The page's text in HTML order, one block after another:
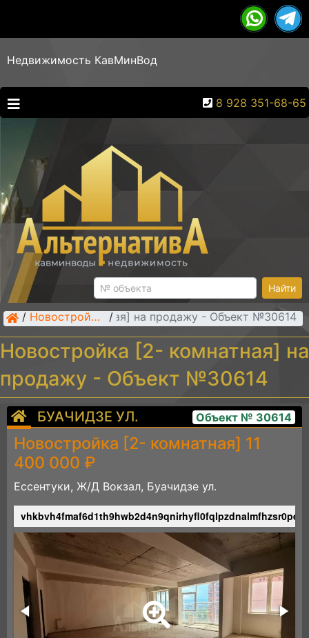
Недвижимость КавМинВод
8 928 351-68-65
Найти
/ Новостройки [2- комнатные] /
[2- комнатная] на продажу - Объект №30614
Новостройка [2- комнатная] на
продажу - Объект №30614
БУАЧИДЗЕ УЛ. Объект № 30614
Новостройка [2- комнатная] 11
400 000 ₽
Ессентуки, Ж/Д Вокзал, Буачидзе ул.